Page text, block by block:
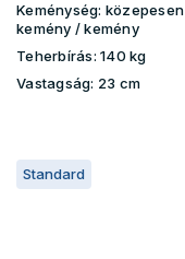
Keménység: közepesen
kemény / kemény
Teherbírás: 140 kg
Vastagság: 23 cm
Standard